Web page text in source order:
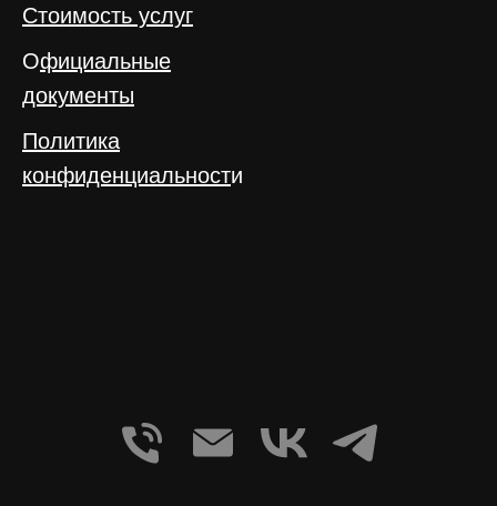
Стоимость услуг
Официальные
документы
Политика
конфиденциальности